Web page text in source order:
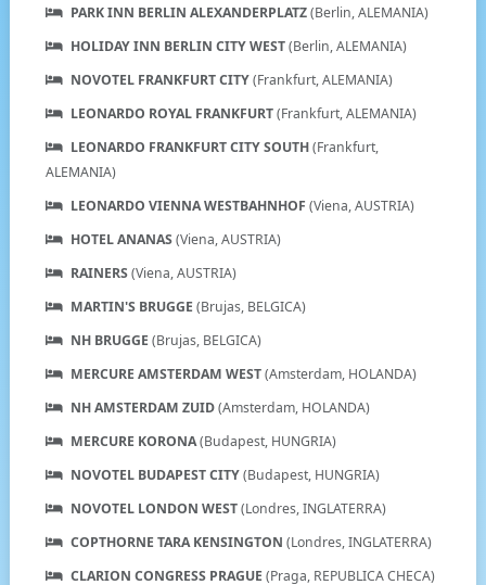
PARK INN BERLIN ALEXANDERPLATZ(Berlin, ALEMANIA)
HOLIDAY INN BERLIN CITY WEST(Berlin, ALEMANIA)
NOVOTEL FRANKFURT CITY(Frankfurt, ALEMANIA)
LEONARDO ROYAL FRANKFURT(Frankfurt, ALEMANIA)
LEONARDO FRANKFURT CITY SOUTH(Frankfurt,
ALEMANIA)
LEONARDO VIENNA WESTBAHNHOF (Viena, AUSTRIA)
HOTEL ANANAS(Viena, AUSTRIA)
RAINERS(Viena, AUSTRIA)
MARTIN'S BRUGGE(Brujas, BELGICA)
NH BRUGGE(Brujas, BELGICA)
MERCURE AMSTERDAM WEST(Amsterdam, HOLANDA)
NH AMSTERDAM ZUID(Amsterdam, HOLANDA)
MERCURE KORONA(Budapest, HUNGRIA)
NOVOTEL BUDAPEST CITY(Budapest, HUNGRIA)
NOVOTEL LONDON WEST(Londres, INGLATERRA)
COPTHORNE TARA KENSINGTON (Londres, INGLATERRA)
CLARION CONGRESS PRAGUE(Praga, REPUBLICA CHECA)